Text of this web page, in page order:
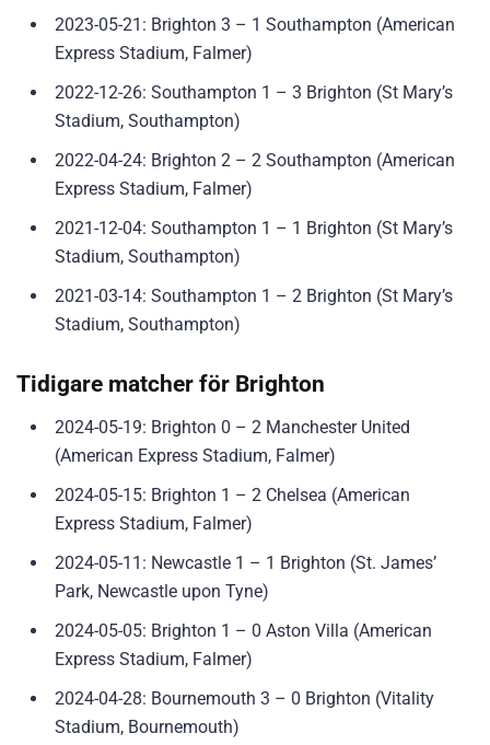
2023-05-21: Brighton 3 – 1 Southampton (American
Express Stadium, Falmer)
2022-12-26: Southampton 1 – 3 Brighton (St Mary’s
Stadium, Southampton)
2022-04-24: Brighton 2 – 2 Southampton (American
Express Stadium, Falmer)
2021-12-04: Southampton 1 – 1 Brighton (St Mary’s
Stadium, Southampton)
2021-03-14: Southampton 1 – 2 Brighton (St Mary’s
Stadium, Southampton)
Tidigare matcher för Brighton
2024-05-19: Brighton 0 – 2 Manchester United
(American Express Stadium, Falmer)
2024-05-15: Brighton 1 – 2 Chelsea (American
Express Stadium, Falmer)
2024-05-11: Newcastle 1 – 1 Brighton (St. James’
Park, Newcastle upon Tyne)
2024-05-05: Brighton 1 – 0 Aston Villa (American
Express Stadium, Falmer)
2024-04-28: Bournemouth 3 – 0 Brighton (Vitality
Stadium, Bournemouth)